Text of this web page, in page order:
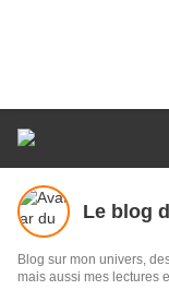
Le blog
Blog sur mon univers,
mais aussi mes lectures